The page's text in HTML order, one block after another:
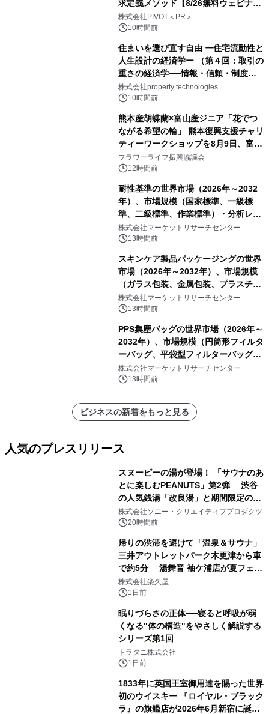
求定義メソッド【8/26無料ウェビナ
ー】株式会社PIVOT
株式会社PIVOT＜PR＞
10時間前
住まいを選び直す自由 ー住宅流動性と
人生設計の経済学ー （第４回：取引の
重さの経済学──情報・信頼・制度を
PropTechはどう組み替えるか）｜
PropTech-Lab
株式会社property technologies
10時間前
熊本産胡蝶蘭×富山産ジニア「花でつ
ながる希望の輪」 熊本復興支援チャリ
ティーワークショップを8月9日、富
山・射水で開催
フラワーライフ振興協議会
12時間前
耐性基準の世界市場（2026年～2032
年）、市場規模（国家標準、一級標
準、二級標準、作業標準）・分析レポ
ートを発表
株式会社マーケットリサーチセンター
13時間前
スキンケア製品パッケージングの世界
市場（2026年～2032年）、市場規模
（ガラス包装、金属包装、プラスチッ
ク包装、その他）・分析レポートを発
表
株式会社マーケットリサーチセンター
13時間前
PPS集塵バッグの世界市場（2026年～
2032年）、市場規模（円筒形フィルタ
ーバッグ、平袋型フィルターバッグ、
プリーツフィルターバッグ、その
他）・分析レポートを発表
株式会社マーケットリサーチセンター
13時間前
ビジネスの新着をもっと見る
人気のプレスリリース
スヌーピーの湯が登場！ 「サウナのあ
とに楽しむPEANUTS」第2弾 渋谷
の人気銭湯「改良湯」と期間限定のコ
ラボレーション サウナイキタイコラ
ボグッズも発売決定！
株式会社ソニー・クリエイティブプロダクツ
20時間前
帰りの渋滞を避けて「温泉＆サウナ」
三井アウトレットパーク木更津から車
で約5分 湯舞音 袖ケ浦店が夏フェア
メニューを提供
株式会社楽久屋
1日前
眠りづらさの正体──寝ると呼吸が弱
くなる"体の構造"をやさしく解説する
シリーズ第1回
トラタニ株式会社
1日前
1833年に英国王室御用達を賜った世界
初のウイスキー 『ロイヤル・ブラック
ラ』の旗艦店が2026年6月新宿に誕